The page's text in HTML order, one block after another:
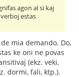
agon al si kaj
estas
mia demando. Do,
ke oni ne povas
(ekz. veki,
dormi, fali, ktp.).